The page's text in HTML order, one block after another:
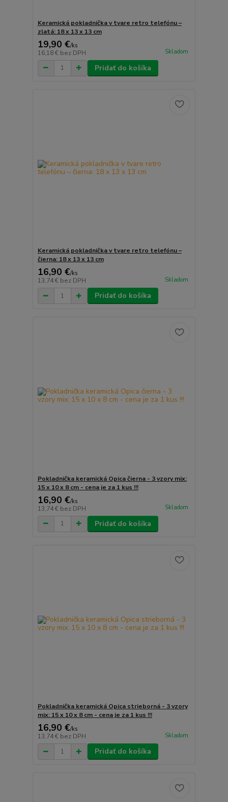
Keramická pokladnička v tvare retro telefónu –
zlatá: 18 x 13 x 13 cm
19,90 €/ks
16,18 € bez DPH Skladom
Pridať do košíka
Keramická pokladnička v tvare retro telefónu –
čierna: 18 x 13 x 13 cm
16,90 €/ks
13,74 € bez DPH Skladom
Pridať do košíka
Pokladnička keramická Opica čierna - 3 vzory mix:
15 x 10 x 8 cm - cena je za 1 kus !!!
16,90 €/ks
13,74 € bez DPH Skladom
Pridať do košíka
Pokladnička keramická Opica strieborná - 3 vzory
mix: 15 x 10 x 8 cm - cena je za 1 kus !!!
16,90 €/ks
13,74 € bez DPH Skladom
Pridať do košíka